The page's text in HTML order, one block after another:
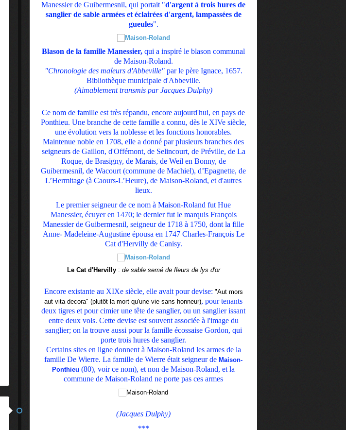
Manessier de Guibermesnil, qui portait "d'argent à trois hures de
sanglier de sable armées et éclairées d'argent, lampassées de
gueules".
Blason de la famille Manessier, qui a inspiré le blason communal
de Maison-Roland.
"Chronologie des maïeurs d'Abbeville"par le père Ignace, 1657.
Bibliothèque municipale d'Abbeville.
(Aimablement transmis par Jacques Dulphy)
Ce nom de famille est très répandu, encore aujourd'hui, en pays de
Ponthieu. Une branche de cette famille a connu, dès le XIVe siècle,
une évolution vers la noblesse et les fonctions honorables.
Maintenue noble en 1708, elle a donné par plusieurs branches des
seigneurs de Gaillon, d'Offémont, de Selincourt, de Préville, de La
Roque, de Brasigny, de Marais, de Weil en Bonny, de
Guibermesnil, de Wacourt (commune de Machiel), d’Epagnette, de
L’Hermitage (à Caours-L’Heure), de Maison-Roland, et d'autres
lieux.
Le premier seigneur de ce nom à Maison-Roland fut Hue
Manessier, écuyer en 1470; le dernier fut le marquis François
Manessier de Guibermesnil, seigneur de 1718 à 1750, dont la fille
Anne- Madeleine-Augustine épousa en 1747 Charles-François Le
Cat d'Hervilly de Canisy.
Le Cat d'Hervilly: de sable semé de fleurs de lys d'or
Encore existante au XIXe siècle, elle avait pour devise: "Aut mors
aut vita decora" (plutôt la mort qu'une vie sans honneur), pour tenants
deux tigres et pour cimier une tête de sanglier, ou un sanglier issant
entre deux vols. Cette devise est souvent associée à l'image du
sanglier; on la trouve aussi pour la famille écossaise Gordon, qui
porte trois hures de sanglier.
Certains sites en ligne donnent à Maison-Roland les armes de la
famille De Wierre. La famille de Wierre était seigneur de Maison-
Ponthieu (80), voir ce nom), et non de Maison-Roland, et la
commune de Maison-Roland ne porte pas ces armes
(Jacques Dulphy)
***